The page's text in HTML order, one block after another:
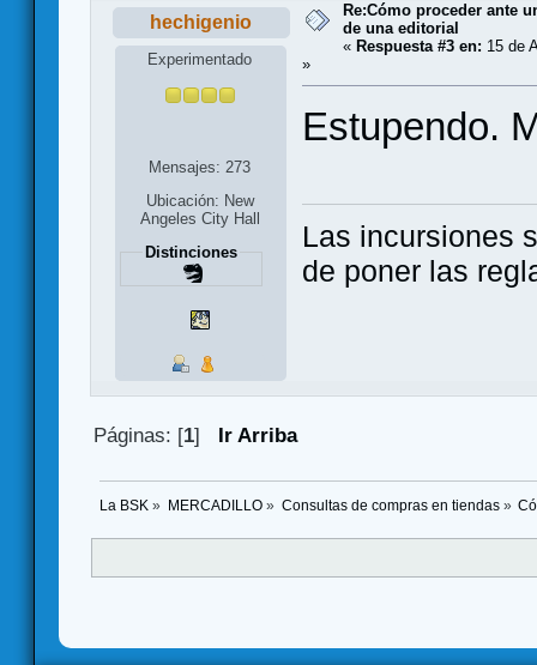
hechigenio
Experimentado
Mensajes: 273
Ubicación: New
Angeles City Hall
Distinciones
Re:Cómo proceder ante
de una editorial
« Respuesta #3 en: 15 de
»
Estupendo.
Las incursiones
de poner las
Páginas: [1] Ir Arriba
La BSK » MERCADILLO» Consultas de compras en tiendas»